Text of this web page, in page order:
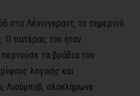
στο Λένινγκραντ, το σημερινό
Ο πατέρας του ήταν
τα βράδια του
λογικής και
Λιούμποβ, ολοκλήρωνε